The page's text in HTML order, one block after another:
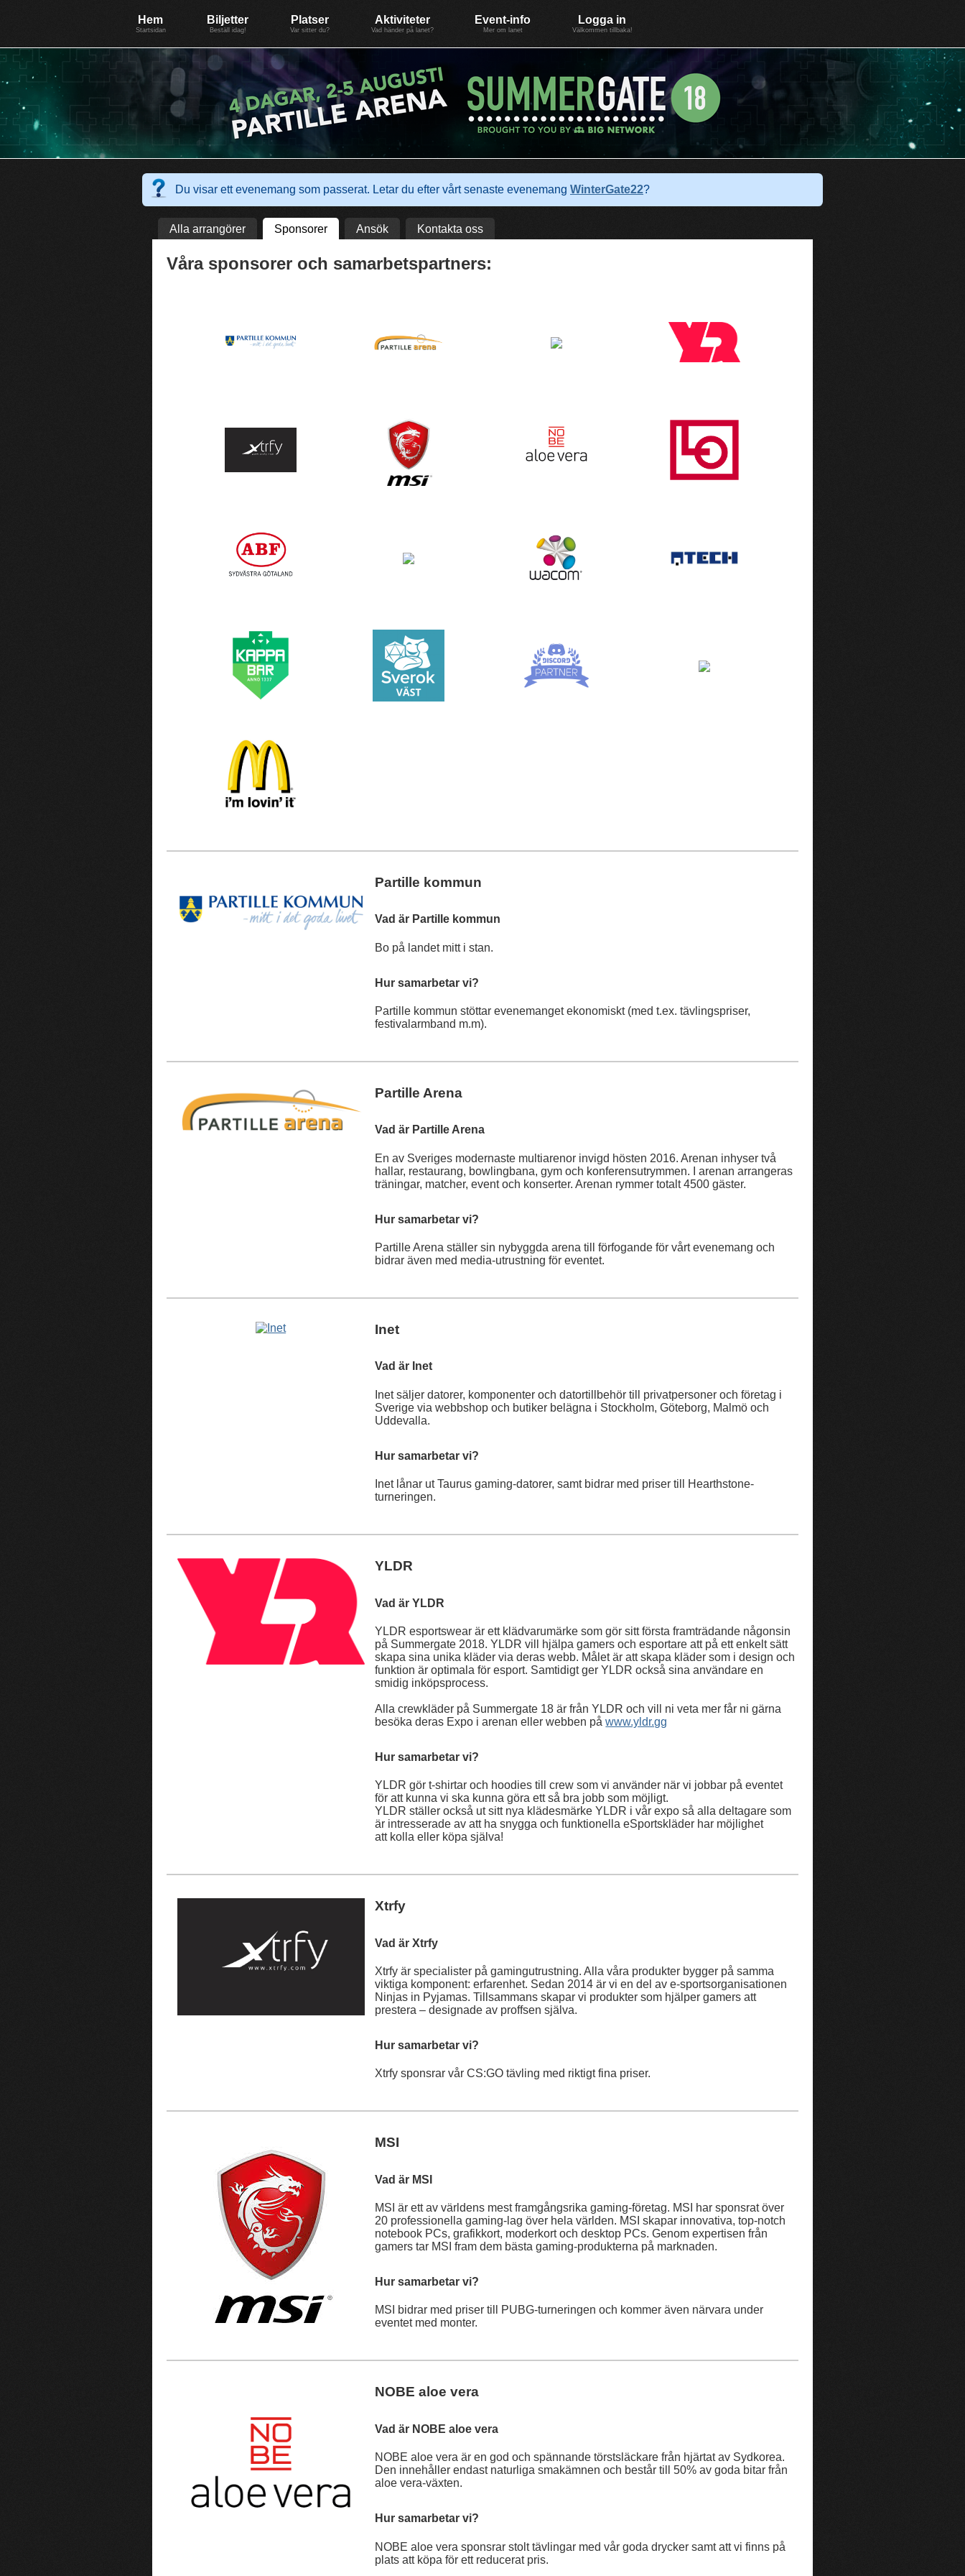
Hem
Startsidan
Biljetter
Beställ idag!
Platser
Var sitter du?
Aktiviteter
Vad händer på lanet?
Event-info
Mer om lanet
Logga in
Välkommen tillbaka!
Du visar ett evenemang som passerat. Letar du efter vårt senaste evenemang WinterGate22?
Alla arrangörer Sponsorer Ansök Kontakta oss
Våra sponsorer och samarbetspartners:
Partille kommun
Vad är Partille kommun
Bo på landet mitt i stan.
Hur samarbetar vi?
Partille kommun stöttar evenemanget ekonomiskt (med t.ex. tävlingspriser,
festivalarmband m.m).
Partille Arena
Vad är Partille Arena
En av Sveriges modernaste multiarenor invigd hösten 2016. Arenan inhyser två
hallar, restaurang, bowlingbana, gym och konferensutrymmen. I arenan arrangeras
träningar, matcher, event och konserter. Arenan rymmer totalt 4500 gäster.
Hur samarbetar vi?
Partille Arena ställer sin nybyggda arena till förfogande för vårt evenemang och
bidrar även med media-utrustning för eventet.
Inet
Vad är Inet
Inet säljer datorer, komponenter och datortillbehör till privatpersoner och företag i
Sverige via webbshop och butiker belägna i Stockholm, Göteborg, Malmö och
Uddevalla.
Hur samarbetar vi?
Inet lånar ut Taurus gaming-datorer, samt bidrar med priser till Hearthstone-
turneringen.
YLDR
Vad är YLDR
YLDR esportswear är ett klädvarumärke som gör sitt första framträdande någonsin
på Summergate 2018. YLDR vill hjälpa gamers och esportare att på ett enkelt sätt
skapa sina unika kläder via deras webb. Målet är att skapa kläder som i design och
funktion är optimala för esport. Samtidigt ger YLDR också sina användare en
smidig inköpsprocess.
Alla crewkläder på Summergate 18 är från YLDR och vill ni veta mer får ni gärna
besöka deras Expo i arenan eller webben påwww.yldr.gg
Hur samarbetar vi?
YLDR gör t-shirtar och hoodies till crew som vi använder när vi jobbar på eventet
för att kunna vi ska kunna göra ett så bra jobb som möjligt.
YLDR ställer också ut sitt nya klädesmärke YLDR i vår expo så alla deltagare som
är intresserade av att ha snygga och funktionella eSportskläder har möjlighet
att kolla eller köpa själva!
Xtrfy
Vad är Xtrfy
Xtrfy är specialister på gamingutrustning. Alla våra produkter bygger på samma
viktiga komponent: erfarenhet. Sedan 2014 är vi en del av e-sportsorganisationen
Ninjas in Pyjamas. Tillsammans skapar vi produkter som hjälper gamers att
prestera – designade av proffsen själva.
Hur samarbetar vi?
Xtrfy sponsrar vår CS:GO tävling med riktigt fina priser.
MSI
Vad är MSI
MSI är ett av världens mest framgångsrika gaming-företag. MSI har sponsrat över
20 professionella gaming-lag över hela världen. MSI skapar innovativa, top-notch
notebook PCs, grafikkort, moderkort och desktop PCs. Genom expertisen från
gamers tar MSI fram dem bästa gaming-produkterna på marknaden.
Hur samarbetar vi?
MSI bidrar med priser till PUBG-turneringen och kommer även närvara under
eventet med monter.
NOBE aloe vera
Vad är NOBE aloe vera
NOBE aloe vera är en god och spännande törstsläckare från hjärtat av Sydkorea.
Den innehåller endast naturliga smakämnen och består till 50% av goda bitar från
aloe vera-växten.
Hur samarbetar vi?
NOBE aloe vera sponsrar stolt tävlingar med vår goda drycker samt att vi finns på
plats att köpa för ett reducerat pris.